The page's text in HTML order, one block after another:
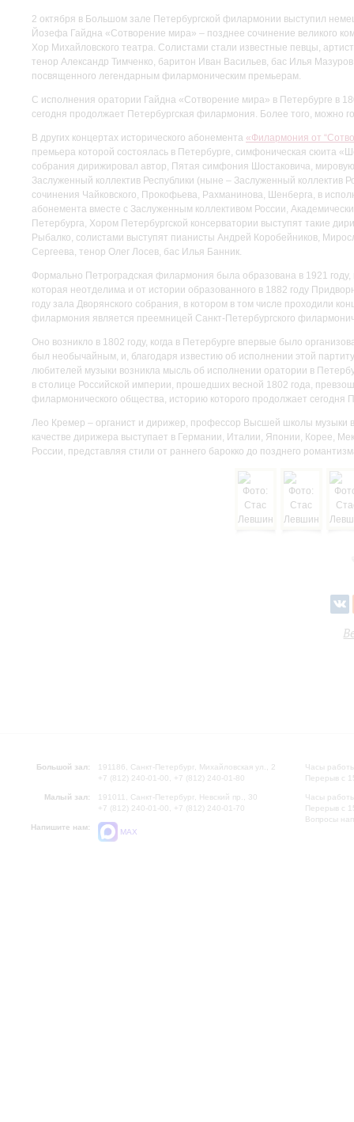
2 октября в Большом зале Петербургской филармонии выступил
Йозефа Гайдна «Сотворение мира» – позднее сочинение великого
Хор Михайловского театра. Солистами стали известные певцы,
тенор Александр Тимченко, баритон Иван Васильев, бас Илья
посвященного легендарным филармоническим премьерам.
С исполнения оратории Гайдна «Сотворение мира» в Петербурге в
сегодня продолжает Петербургская филармония. Более того, можно
В других концертах исторического абонемента «Филармония от
премьера которой состоялась в Петербурге, симфоническая сюита
собрания дирижировал автор, Пятая симфония Шостаковича,
Заслуженный коллектив Республики (ныне – Заслуженный коллектив
сочинения Чайковского, Прокофьева, Рахманинова, Шенберга, в
абонемента вместе с Заслуженным коллективом России,
Петербурга, Хором Петербургской консерватории выступят такие
Рыбалко, солистами выступят пианисты Андрей Коробейников,
Сергеева, тенор Олег Лосев, бас Илья Банник.
Формально Петроградская филармония была образована в 1921
которая неотделима и от истории образованного в 1882 году
году зала Дворянского собрания, в котором в том числе проходили
филармония является преемницей Санкт-Петербургского
Оно возникло в 1802 году, когда в Петербурге впервые было
был необычайным, и, благодаря известию об исполнении этой
любителей музыки возникла мысль об исполнении оратории в
в столице Российской империи, прошедших весной 1802 года,
филармонического общества, историю которого продолжает сегодня
Лео Кремер – органист и дирижер, профессор Высшей школы музыки
качестве дирижера выступает в Германии, Италии, Японии, Корее,
России, представляя стили от раннего барокко до позднего
Большой зал:
191186, Санкт-Петербург, Михайловская ул., 2
+7 (812) 240-01-00, +7 (812) 240-01-80
Малый зал:
191011, Санкт-Петербург, Невский пр., 30
+7 (812) 240-01-00, +7 (812) 240-01-70
Напишите нам:
MAX
Часы
Перерыв с
Часы
Перерыв с
Вопросы